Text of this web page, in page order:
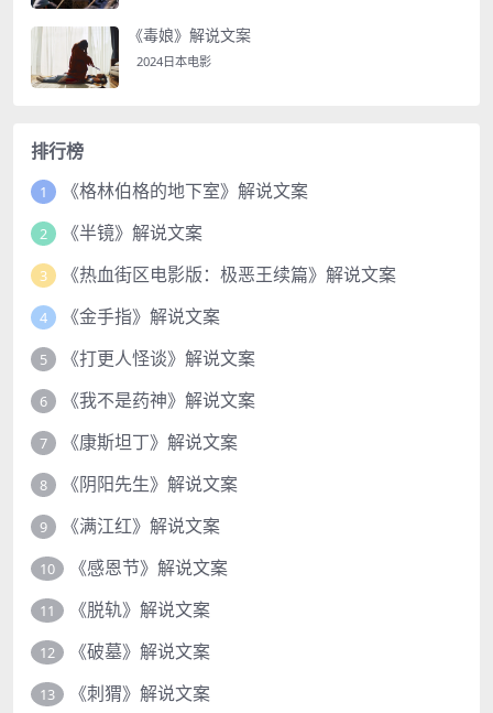
《毒娘》解说文案
2024日本电影
排行榜
1 《格林伯格的地下室》解说文案
2 《半镜》解说文案
3 《热血街区电影版：极恶王续篇》解说文案
4 《金手指》解说文案
5 《打更人怪谈》解说文案
6 《我不是药神》解说文案
7 《康斯坦丁》解说文案
8 《阴阳先生》解说文案
9 《满江红》解说文案
10 《感恩节》解说文案
11 《脱轨》解说文案
12 《破墓》解说文案
13 《刺猬》解说文案